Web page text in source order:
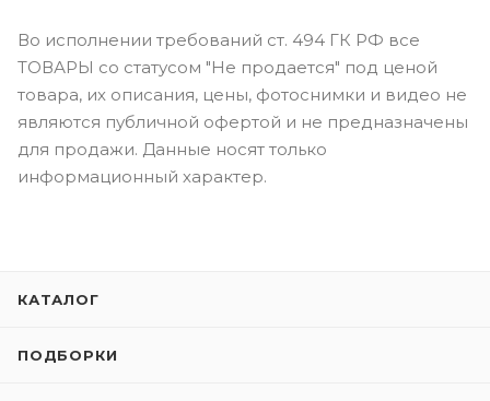
Во исполнении требований ст. 494 ГК РФ все
ТОВАРЫ со статусом "Не продается" под ценой
товара, их описания, цены, фотоснимки и видео не
являются публичной офертой и не предназначены
для продажи. Данные носят только
информационный характер.
КАТАЛОГ
ПОДБОРКИ